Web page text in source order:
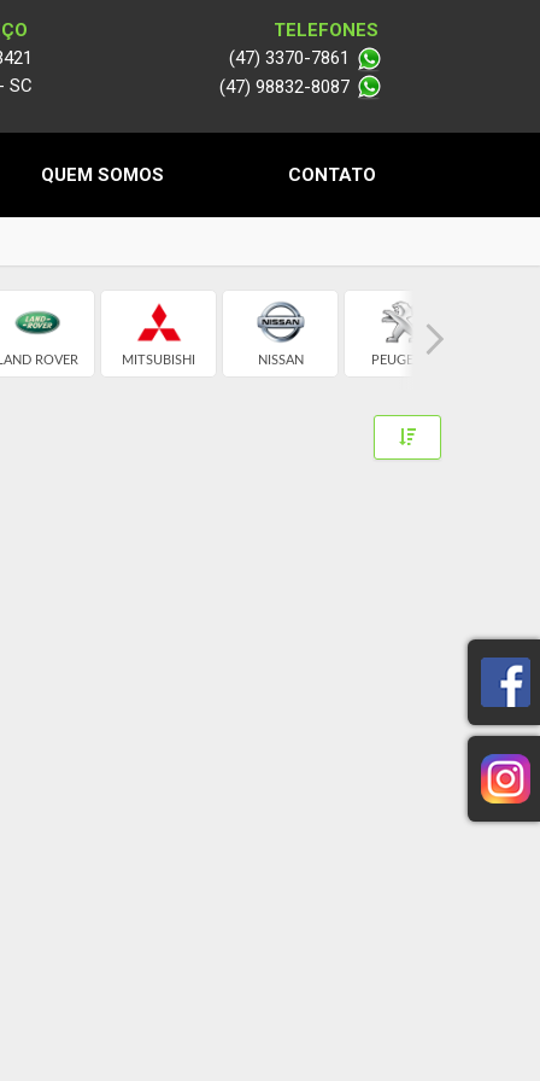
SC
TELEFONES
(47) 3370-7861
(47) 98832-8087
QUEM SOMOS CONTATO
LAND ROVER MITSUBISHI NISSAN PEUGEOT
Toggle